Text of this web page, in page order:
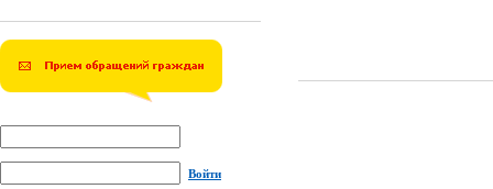
Войти